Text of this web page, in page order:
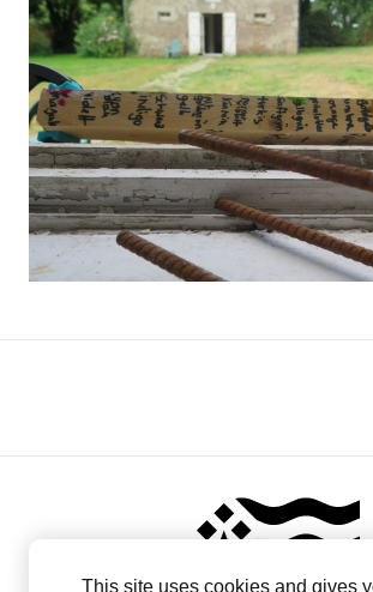
This site uses cookies and gives